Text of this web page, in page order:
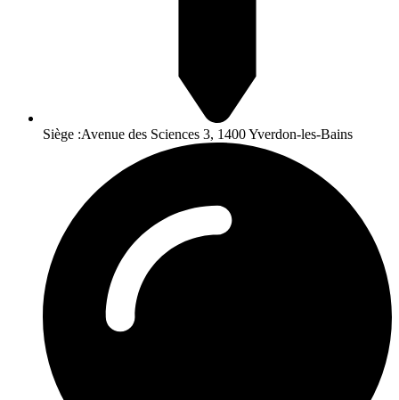
Siège :Avenue des Sciences 3, 1400 Yverdon-les-Bains